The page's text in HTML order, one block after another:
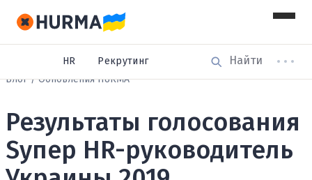
HR
Рекрутинг
Блог
Обновления HURMA
Результаты голосования
Sупер HR-руководитель